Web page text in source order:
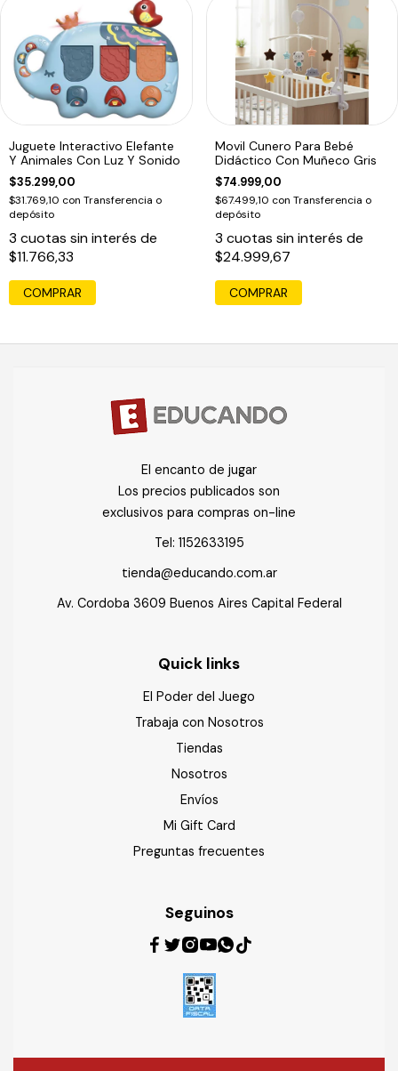
Juguete Interactivo Elefante
Y Animales Con Luz Y Sonido
$35.299,00
$31.769,10 con Transferencia o
depósito
3 cuotas sin interés de
$11.766,33
Movil Cunero Para Bebé
Didáctico Con Muñeco Gris
$74.999,00
$67.499,10 con Transferencia o
depósito
3 cuotas sin interés de
$24.999,67
El encanto de jugar
Los precios publicados son
exclusivos para compras on-line
Tel: 1152633195
tienda@educando.com.ar
Av. Cordoba 3609 Buenos Aires Capital Federal
Quick links
El Poder del Juego
Trabaja con Nosotros
Tiendas
Nosotros
Envíos
Mi Gift Card
Preguntas frecuentes
Seguinos